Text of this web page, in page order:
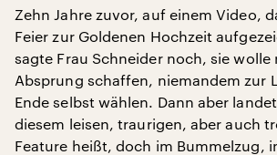
Zehn Jahre zuvor, auf einem Video,
Feier zur Goldenen Hochzeit
sagte Frau Schneider noch, sie wolle
Absprung schaffen, niemandem zur
Ende selbst wählen. Dann aber
diesem leisen, traurigen, aber auch
Feature heißt, doch im Bummelzug,